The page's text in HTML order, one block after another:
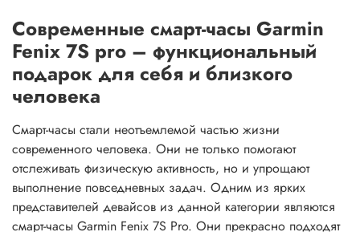
Современные смарт-часы Garmin
Fenix 7S pro – функциональный
подарок для себя и близкого
человека
Смарт-часы стали неотъемлемой частью жизни
современного человека. Они не только помогают
отслеживать физическую активность, но и упрощают
выполнение повседневных задач. Одним из ярких
представителей девайсов из данной категории являются
смарт-часы Garmin Fenix 7S Pro. Они прекрасно подходят